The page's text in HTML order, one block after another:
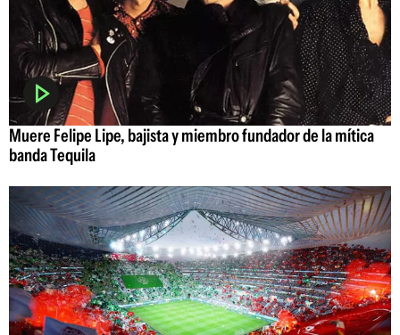
Muere Felipe Lipe, bajista y miembro fundador de la mítica
banda Tequila